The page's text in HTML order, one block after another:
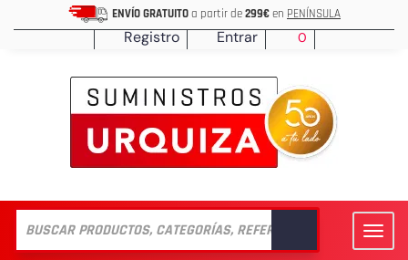
ENVÍO GRATUITOa partir de299€en PENÍNSULA
Registro Entrar 0